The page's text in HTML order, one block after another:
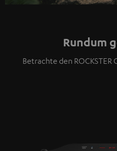
Rundum
Betrachte den ROCKSTER